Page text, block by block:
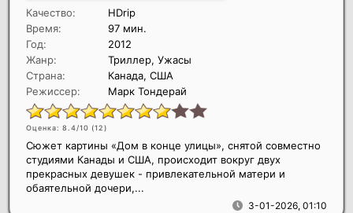
Качество:
HDrip
Время:
97 мин.
Год:
2012
Жанр:
Триллер, Ужасы
Страна:
Канада, США
Режиссер:
Марк Тондерай
Оценка: 8.4/10 (12)
3-01-2026, 01:10
Сюжет картины «Дом в конце улицы», снятой совместно
студиями Канады и США, происходит вокруг двух
прекрасных девушек - привлекательной матери и
обаятельной дочери,...